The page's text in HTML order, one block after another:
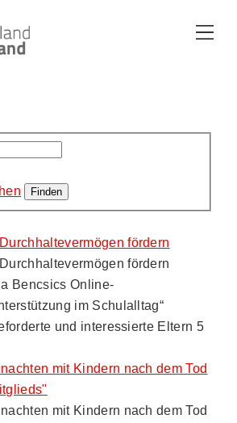
fördern
fördern
Bencsics Online-
im Schulalltag“
und interessierte Eltern 5
mit Kindern nach dem Tod
mit Kindern nach dem Tod